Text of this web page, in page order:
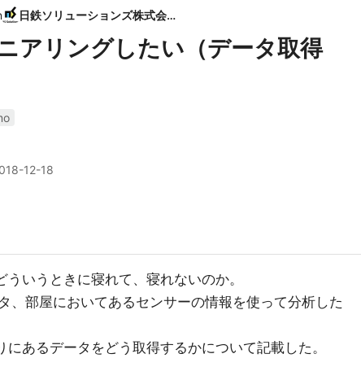
日鉄ソリューションズ株式会社
アリングしたい（データ取得
12-18
いうときに寝れて、寝れないのか。
、部屋においてあるセンサーの情報を使って分析した
あるデータをどう取得するかについて記載した。